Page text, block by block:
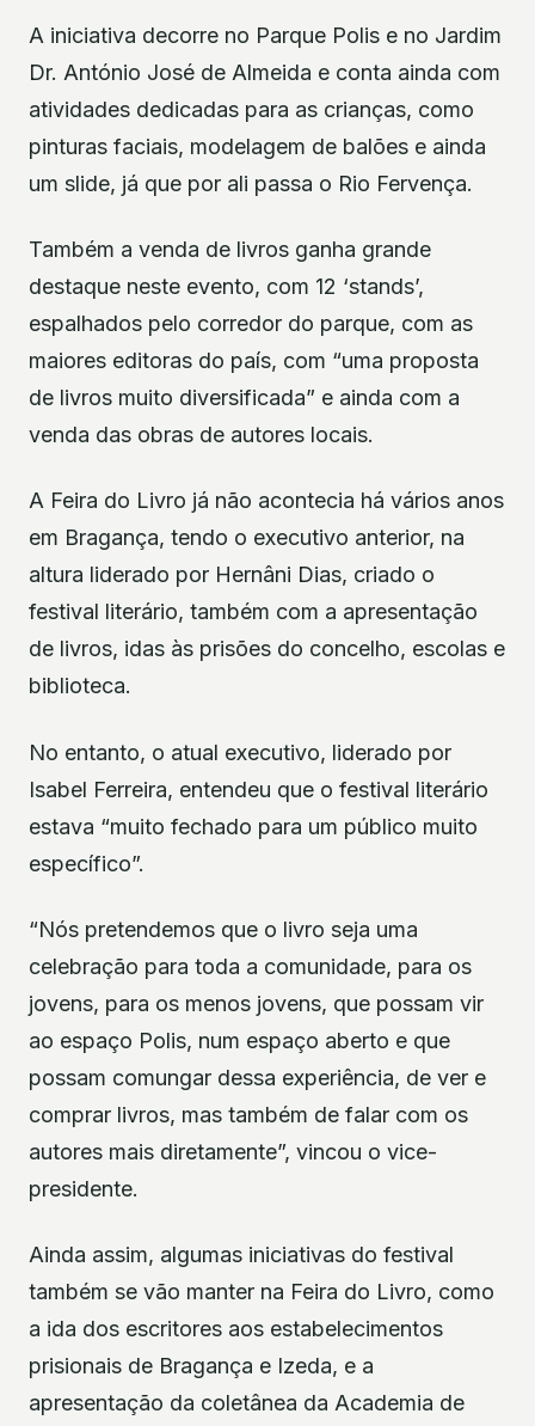
A iniciativa decorre no Parque Polis e no Jardim
Dr. António José de Almeida e conta ainda com
atividades dedicadas para as crianças, como
pinturas faciais, modelagem de balões e ainda
um slide, já que por ali passa o Rio Fervença.
Também a venda de livros ganha grande
destaque neste evento, com 12 ‘stands’,
espalhados pelo corredor do parque, com as
maiores editoras do país, com “uma proposta
de livros muito diversificada” e ainda com a
venda das obras de autores locais.
A Feira do Livro já não acontecia há vários anos
em Bragança, tendo o executivo anterior, na
altura liderado por Hernâni Dias, criado o
festival literário, também com a apresentação
de livros, idas às prisões do concelho, escolas e
biblioteca.
No entanto, o atual executivo, liderado por
Isabel Ferreira, entendeu que o festival literário
estava “muito fechado para um público muito
específico”.
“Nós pretendemos que o livro seja uma
celebração para toda a comunidade, para os
jovens, para os menos jovens, que possam vir
ao espaço Polis, num espaço aberto e que
possam comungar dessa experiência, de ver e
comprar livros, mas também de falar com os
autores mais diretamente”, vincou o vice-
presidente.
Ainda assim, algumas iniciativas do festival
também se vão manter na Feira do Livro, como
a ida dos escritores aos estabelecimentos
prisionais de Bragança e Izeda, e a
apresentação da coletânea da Academia de